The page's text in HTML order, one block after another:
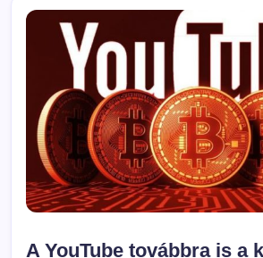
A YouTube továbbra is a